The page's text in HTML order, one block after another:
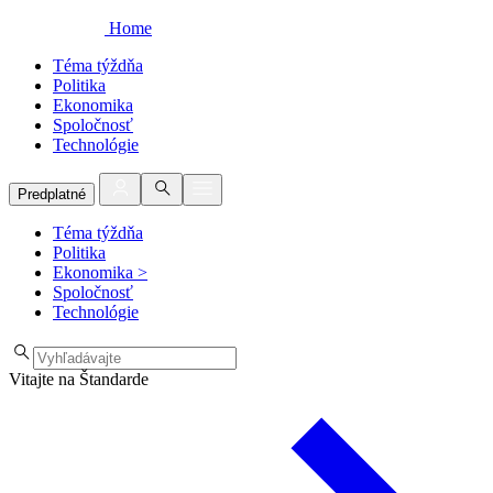
Home
Téma týždňa
Politika
Ekonomika
Spoločnosť
Technológie
Predplatné
Téma týždňa
Politika
Ekonomika >
Spoločnosť
Technológie
Vitajte na Štandarde